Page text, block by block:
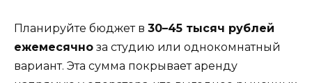
Планируйте бюджет в 30–45 тысяч рублей
ежемесячно за студию или однокомнатный
вариант. Эта сумма покрывает аренду